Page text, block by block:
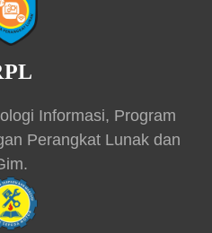
Informasi, Program
Perangkat Lunak dan